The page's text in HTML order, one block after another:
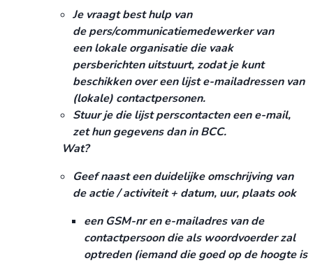
Je vraagt best hulp van
de pers/communicatiemedewerker van
een lokale organisatie die vaak
persberichten uitstuurt, zodat je kunt
beschikken over een lijst e-mailadressen van
(lokale) contactpersonen.
Stuur je die lijst perscontacten een e-mail,
zet hun gegevens dan in BCC.
Wat?
Geef naast een duidelijke omschrijving van
de actie / activiteit + datum, uur, plaats ook
een GSM-nr en e-mailadres van de
contactpersoon die als woordvoerder zal
optreden (iemand die goed op de hoogte is